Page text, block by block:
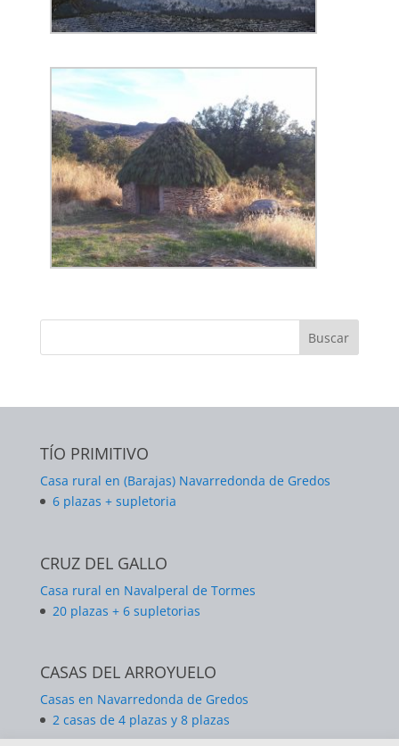
TÍO PRIMITIVO
Casa rural en (Barajas) Navarredonda de Gredos
6 plazas + supletoria
CRUZ DEL GALLO
Casa rural en Navalperal de Tormes
20 plazas + 6 supletorias
CASAS DEL ARROYUELO
Casas en Navarredonda de Gredos
2 casas de 4 plazas y 8 plazas